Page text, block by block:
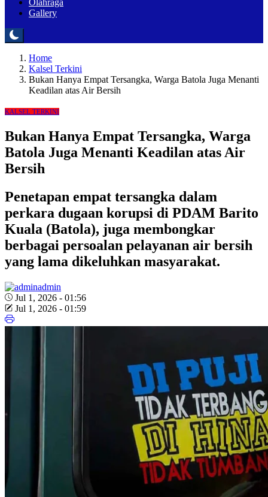
Gallery
Home
Kalsel Terkini
Bukan Hanya Empat Tersangka, Warga Batola Juga Menanti
Keadilan atas Air Bersih
KALSEL TERKINI
Bukan Hanya Empat Tersangka, Warga
Batola Juga Menanti Keadilan atas Air
Bersih
Penetapan empat tersangka dalam
perkara dugaan korupsi di PDAM Barito
Kuala (Batola), juga membongkar
berbagai persoalan pelayanan air bersih
yang lama dikeluhkan masyarakat.
admin
Jul 1, 2026 - 01:56
Jul 1, 2026 - 01:59